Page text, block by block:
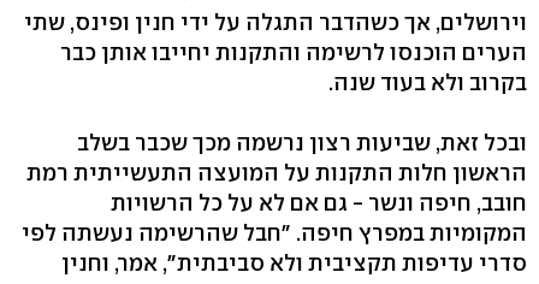
וירושלים, אך כשהדבר התגלה על ידי חנין ופינס, שתי
הערים הוכנסו לרשימה והתקנות יחייבו אותן כבר
בקרוב ולא בעוד שנה.
ובכל זאת, שביעות רצון נרשמה מכך שכבר בשלב
הראשון חלות התקנות על המועצה התעשייתית רמת
חובב, חיפה ונשר - גם אם לא על כל הרשויות
המקומיות במפרץ חיפה. "חבל שהרשימה נעשתה לפי
סדרי עדיפות תקציבית ולא סביבתית", אמר, וחנין